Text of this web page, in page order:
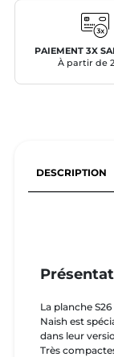
PAIEMENT 3X
À partir de
DESCRIPTION
La planche
Naish est
dans leur
Très